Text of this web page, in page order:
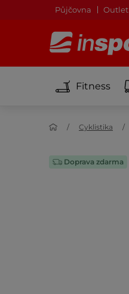
Půjčovna Outlet
Fitness
Cyklistika
Doprava zdarma